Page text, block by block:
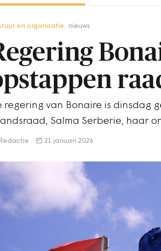
en organisatie nieuws
regering van Bonaire is dinsdag
Salma Serberie, haar
21 januari 2026